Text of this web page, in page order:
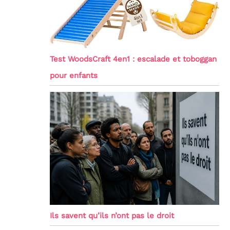
Test WoodsCraft 4en1 : escalade et toboggan
pour enfants
Ils savent qu’ils n’ont pas le droit